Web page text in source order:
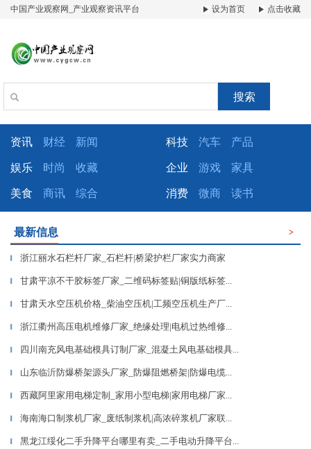
中国产业观察网_产业观察资讯平台 设为首页 点击收藏
搜索
资讯 财经 新闻 科技 汽车 产品
娱乐 时尚 收藏 企业 游戏 家具
美食 商讯 综合 消费 微商 读书
最新信息 >
▎ 浙江丽水石栏杆厂家_石栏杆|桥梁护栏厂家实力商家
▎ 甘肃平凉不干胶标签厂家_二维码标签贴|铜版纸标签...
▎ 甘肃天水空压机价格_柴油空压机|工频空压机生产厂...
▎ 浙江衢州高压电机维修厂家_绝缘处理|电机过热维修...
▎ 四川南充风电基础模具订制厂家_混凝土风电基础模具...
▎ 山东临沂防爆桥架源头厂家_防爆阻燃桥架|防爆电缆...
▎ 西藏阿里家用电梯定制_家用小型电梯|家用电梯厂家...
▎ 海南海口制浆机厂家_废纸制浆机|高浓碎浆机厂家联...
▎ 黑龙江绥化二手升降平台哪里有卖_二手电动升降平台...